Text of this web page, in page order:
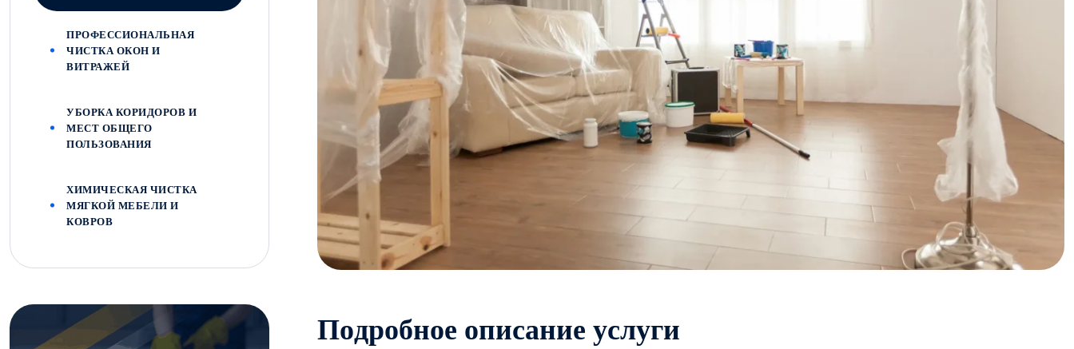
Подробное описание услуги
ПРОФЕССИОНАЛЬНАЯ
ЧИСТКА ОКОН И
ВИТРАЖЕЙ
УБОРКА КОРИДОРОВ И
МЕСТ ОБЩЕГО
ПОЛЬЗОВАНИЯ
ХИМИЧЕСКАЯ ЧИСТКА
МЯГКОЙ МЕБЕЛИ И
КОВРОВ